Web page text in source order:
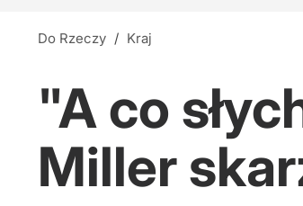
Do Rzeczy / Kraj
"A co
Miller